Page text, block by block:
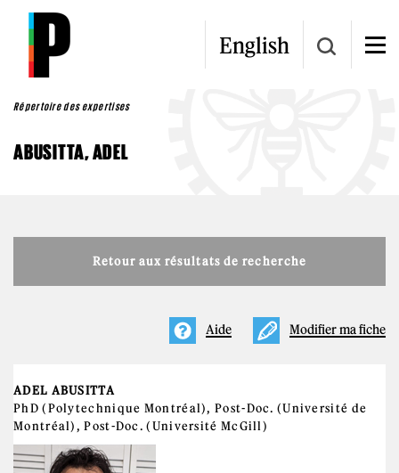
Aller au contenu principal
English
Répertoire des expertises
ABUSITTA, ADEL
Retour aux résultats de recherche
Modifier ma fiche
Aide
ADEL ABUSITTA
PhD (Polytechnique Montréal), Post-Doc. (Université de
Montréal), Post-Doc. (Université McGill)